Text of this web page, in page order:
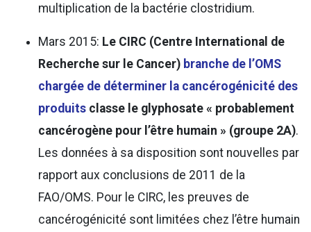
multiplication de la bactérie clostridium.
Mars 2015: Le CIRC (Centre International de
Recherche sur le Cancer) branche de l’OMS
chargée de déterminer la cancérogénicité des
produits classe le glyphosate « probablement
cancérogène pour l’être humain » (groupe 2A).
Les données à sa disposition sont nouvelles par
rapport aux conclusions de 2011 de la
FAO/OMS. Pour le CIRC, les preuves de
cancérogénicité sont limitées chez l’être humain